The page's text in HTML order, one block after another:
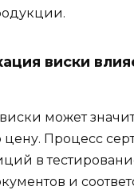
виски
может
цену. Процесс
в
и